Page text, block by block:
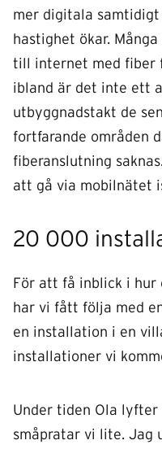
mer digitala samtidigt
hastighet ökar.
till internet med fiber
ibland är det inte ett
utbyggnadstakt de
fortfarande områden
fiberanslutning
att gå via mobilnätet
20 000
För att få inblick i
har vi fått följa med
en installation i en
installationer vi
Under tiden Ola
småpratar vi lite. Jag